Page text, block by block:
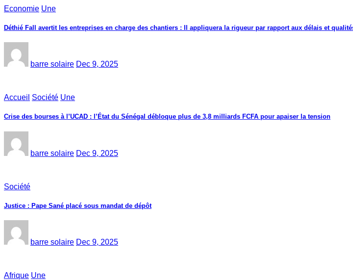
Economie Une
Déthié Fall avertit les entreprises en charge des chantiers : Il appliquera la rigueur par rapport aux délais et
barre solaire Dec 9, 2025
Accueil Société Une
Crise des bourses à l’UCAD : l’État du Sénégal débloque plus de 3,8 milliards FCFA pour apaiser la tension
barre solaire Dec 9, 2025
Société
Justice : Pape Sané placé sous mandat de dépôt
barre solaire Dec 9, 2025
Afrique Une